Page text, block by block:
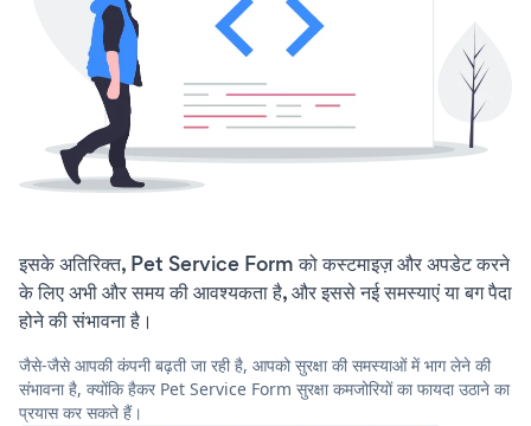
इसके अतिरिक्त, Pet Service Form को कस्टमाइज़ और अपडेट करने
के लिए अभी और समय की आवश्यकता है, और इससे नई समस्याएं या बग पैदा
होने की संभावना है।
जैसे-जैसे आपकी कंपनी बढ़ती जा रही है, आपको सुरक्षा की समस्याओं में भाग लेने की
संभावना है, क्योंकि हैकर Pet Service Form सुरक्षा कमजोरियों का फायदा उठाने का
प्रयास कर सकते हैं।